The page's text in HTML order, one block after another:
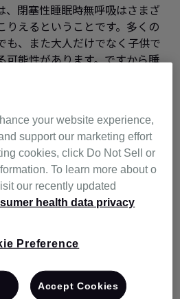
、閉塞性睡眠時無呼吸はさまざ
りえるということです。多くの
も、また大人だけでなく子供で
可能性があります。ですから睡
ように起こるかを理解すること
るの？
つ人の多くは大きないびきをか
に強い眠気を感じると訴えま
your website experience,
support our marketing effort
cookies, click Do Not Sell or
To learn more about o
our recently updated
health data privacy
Preference
Accept Cookies